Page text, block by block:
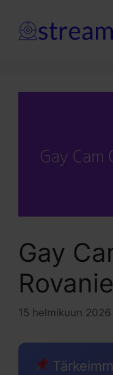
sisältöön
Gay
15 helmikuun 2026